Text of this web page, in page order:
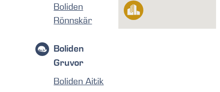
Boliden
Rönnskär
Boliden
Gruvor
Boliden Aitik